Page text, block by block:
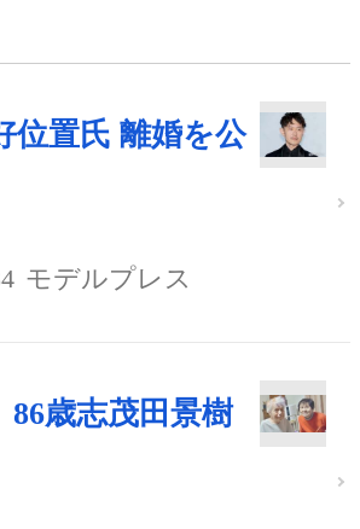
位置氏 離婚を公
モデルプレス
86歳志茂田景樹